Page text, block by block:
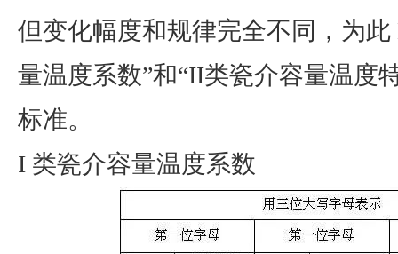
但变化幅度和规律完全不同，为
量温度系数”和“II类瓷介容量温度
标准。
I 类瓷介容量温度系数